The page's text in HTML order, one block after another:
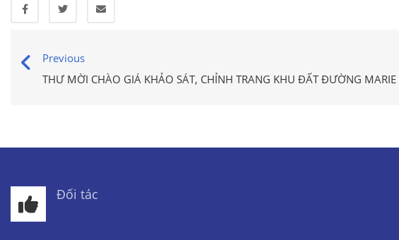
Previous
THƯ MỜI CHÀO GIÁ KHẢO SÁT, CHỈNH TRANG KHU ĐẤT ĐƯỜNG MARIE
Đối tác